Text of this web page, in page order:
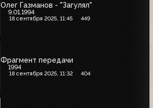
Олег Газманов - "Загулял"
9.01.1994
18 сентября 2025, 11:45 449
Фрагмент передачи
1994
18 сентября 2025, 11:32 404